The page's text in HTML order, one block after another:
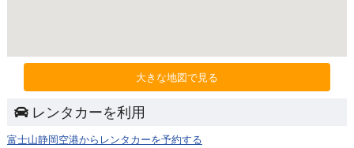
大きな地図で見る
レンタカーを利用
富士山静岡空港からレンタカーを予約する